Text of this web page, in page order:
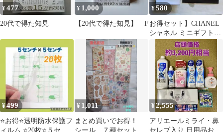
¥477
20代で得た知見
¥ 1,000
【20代で得た知見】 F
¥580
お得セット】CHANEL
シャネル ミニギフトボ
ックス （黒ショッパー
おまけ付き
¥499
⭐️お得⭐️透明防水保護フ
ィルム ⭐️20枚⭐️５セン
¥ 1,011
まとめ買いでお得！
シール ７種セット
¥2,555
アリエールミライ・鼻
セレブ入り 日用品お得